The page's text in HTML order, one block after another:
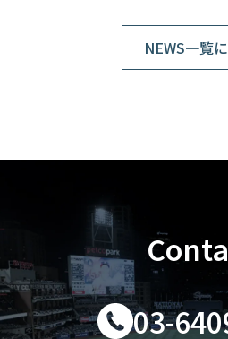
NEWS一覧
03-